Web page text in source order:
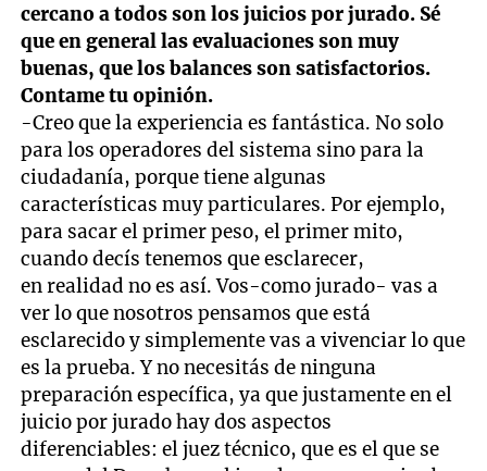
cercano a todos son los juicios por jurado. Sé
que en general las evaluaciones son muy
buenas, que los balances son satisfactorios.
Contame tu opinión.
-Creo que la experiencia es fantástica. No solo
para los operadores del sistema sino para la
ciudadanía, porque tiene algunas
características muy particulares. Por ejemplo,
para sacar el primer peso, el primer mito,
cuando decís tenemos que esclarecer,
en realidad no es así. Vos-como jurado- vas a
ver lo que nosotros pensamos que está
esclarecido y simplemente vas a vivenciar lo que
es la prueba. Y no necesitás de ninguna
preparación específica, ya que justamente en el
juicio por jurado hay dos aspectos
diferenciables: el juez técnico, que es el que se